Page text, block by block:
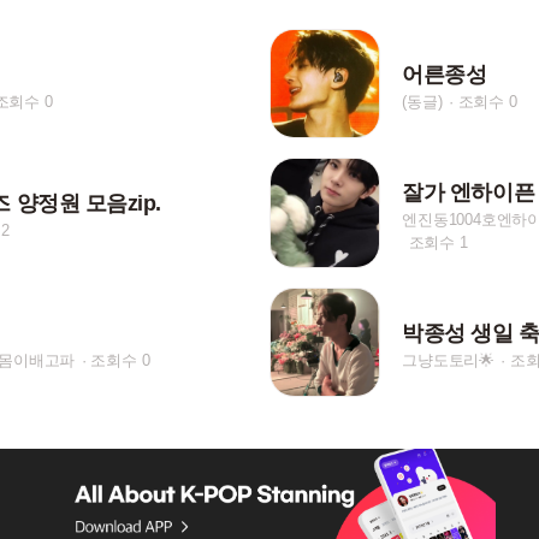
회수 0
어른종성
(동글) 조회수 0
양정원 모음zip. 잘가 엔하이
엔진동1004호엔하
조회수 1
이배고파 조회수 0
박종성 생일
그냥도토리🌟 조